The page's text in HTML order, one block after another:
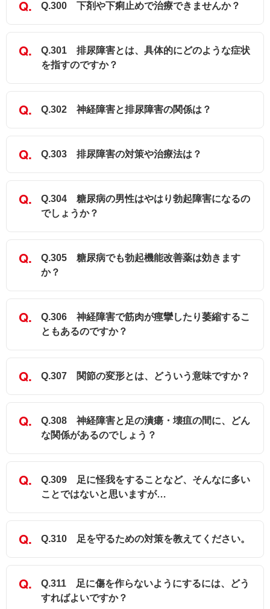
Q.300 下剤や下痢止めで治療できませんか？
Q.301 排尿障害とは、具体的にどのような症状
を指すのですか？
Q.302 神経障害と排尿障害の関係は？
Q.303 排尿障害の対策や治療法は？
Q.304 糖尿病の男性はやはり勃起障害になるの
でしょうか？
Q.305 糖尿病でも勃起機能改善薬は効きます
か？
Q.306 神経障害で筋肉が痙攣したり萎縮するこ
ともあるのですか？
Q.307 関節の変形とは、どういう意味ですか？
Q.308 神経障害と足の潰瘍・壊疽の間に、どん
な関係があるのでしょう？
Q.309 足に怪我をすることなど、そんなに多い
ことではないと思いますが…
Q.310 足を守るための対策を教えてください。
Q.311 足に傷を作らないようにするには、どう
すればよいですか？